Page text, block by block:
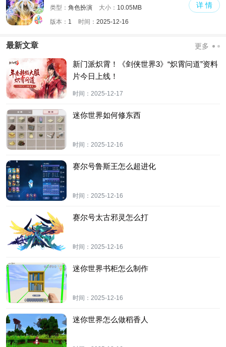
类型： 角色扮演 大小： 10.05MB
版本： 1 时间： 2025-12-16
详 情
最新文章 更多
新门派炽霄！《剑侠世界3》“炽霄问道”资料
片今日上线！
时间： 2025-12-17
迷你世界如何修东西
时间： 2025-12-16
赛尔号鲁斯王怎么超进化
时间： 2025-12-16
赛尔号太古邪灵怎么打
时间： 2025-12-16
迷你世界书柜怎么制作
时间： 2025-12-16
迷你世界怎么做稻香人